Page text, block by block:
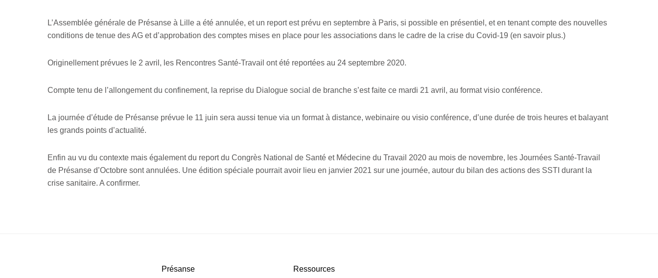
L’Assemblée générale de Présanse à Lille a été annulée, et un report est prévu en septembre à Paris, si possible en présentiel, et en tenant compte des nouvelles
conditions de tenue des AG et d’approbation des comptes mises en place pour les associations dans le cadre de la crise du Covid-19 (en savoir plus.)
Originellement prévues le 2 avril, les Rencontres Santé-Travail ont été reportées au 24 septembre 2020.
Compte tenu de l’allongement du confinement, la reprise du Dialogue social de branche s’est faite ce mardi 21 avril, au format visio conférence.
La journée d’étude de Présanse prévue le 11 juin sera aussi tenue via un format à distance, webinaire ou visio conférence, d’une durée de trois heures et balayant
les grands points d’actualité.
Enfin au vu du contexte mais également du report du Congrès National de Santé et Médecine du Travail 2020 au mois de novembre, les Journées Santé-Travail
de Présanse d’Octobre sont annulées. Une édition spéciale pourrait avoir lieu en janvier 2021 sur une journée, autour du bilan des actions des SSTI durant la
crise sanitaire. A confirmer.
Présanse Ressources